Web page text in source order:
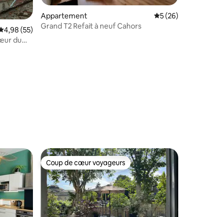
: 4,96 sur 5
moyenne sur la base de 55 commentaires : 4,98 sur 5
4,98 (55)
du
Appartement Évaluation
5 (26)
Grand T2 Refait à neuf Cahors
appréciés Coup de cœur voyageurs
Coup de cœur voyageurs